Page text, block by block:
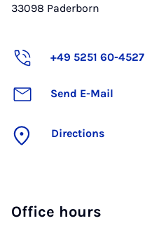
33098 Paderborn
+49 5251 60-4527
Send E-Mail
Directions
Office hours